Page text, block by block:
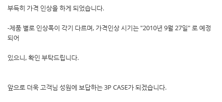
부득히 가격 인상을 하게 되었습니다.
-제품 별로 인상폭이 각기 다르며, 가격인상 시기는 "2010년 9월 27일" 로 예정
되어
있으니, 확인 부탁드립니다.
앞으로 더욱 고객님 성원에 보답하는 3P CASE가 되겠습니다.